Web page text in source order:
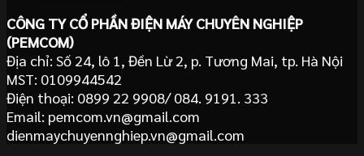
CÔNG TY CỔ PHẦN ĐIỆN MÁY CHUYÊN NGHIỆP
(PEMCOM)
Địa chỉ: Số 24, lô 1, Đền Lừ 2, p. Tương Mai, tp. Hà Nội
MST: 0109944542
Điện thoại: 0899 22 9908/ 084. 9191. 333
Email: pemcom.vn@gmail.com
dienmaychuyennghiep.vn@gmail.com